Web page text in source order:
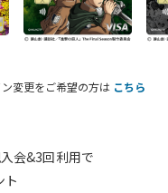
変更をご希望の方は こちら
会&3回利用で
ト